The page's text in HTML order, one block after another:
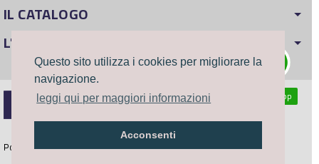
Questo sito utilizza i cookies per migliorare la
navigazione.
leggi qui per maggiori informazioni
Acconsenti
IL CATALOGO
L'AZIENDA
WhatsApp
©2023B-personal
Powered byJoia Software